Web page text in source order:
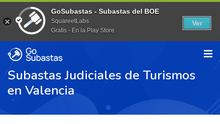
Subastas Judiciales de Turismos
en Valencia
GoSubastas - Subastas del BOE
SquareetLabs
Gratis - En la Play Store
Ver